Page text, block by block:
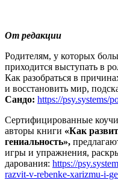
От редакции
Родителям, у которых
приходится выступать в
Как разобраться в
и восстановить мир,
Сандо: https://psy.systems/
Сертифицированные
авторы книги «Как
гениальность»,
игры и упражнения,
дарования: https://
razvit-v-rebenke-xarizmu-i-